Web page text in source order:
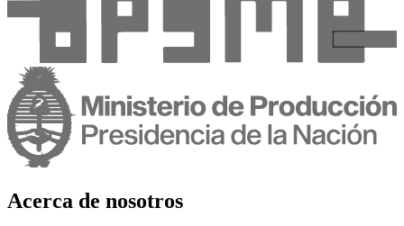
Acerca de nosotros